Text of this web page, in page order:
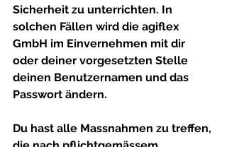
Sicherheit zu unterrichten. In
solchen Fällen wird die agiflex
GmbH im Einvernehmen mit dir
oder deiner vorgesetzten Stelle
deinen Benutzernamen und das
Passwort ändern.
Du hast alle Massnahmen zu treffen,